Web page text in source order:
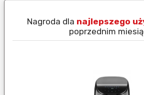
Nagroda dla najlepszego
poprzednim